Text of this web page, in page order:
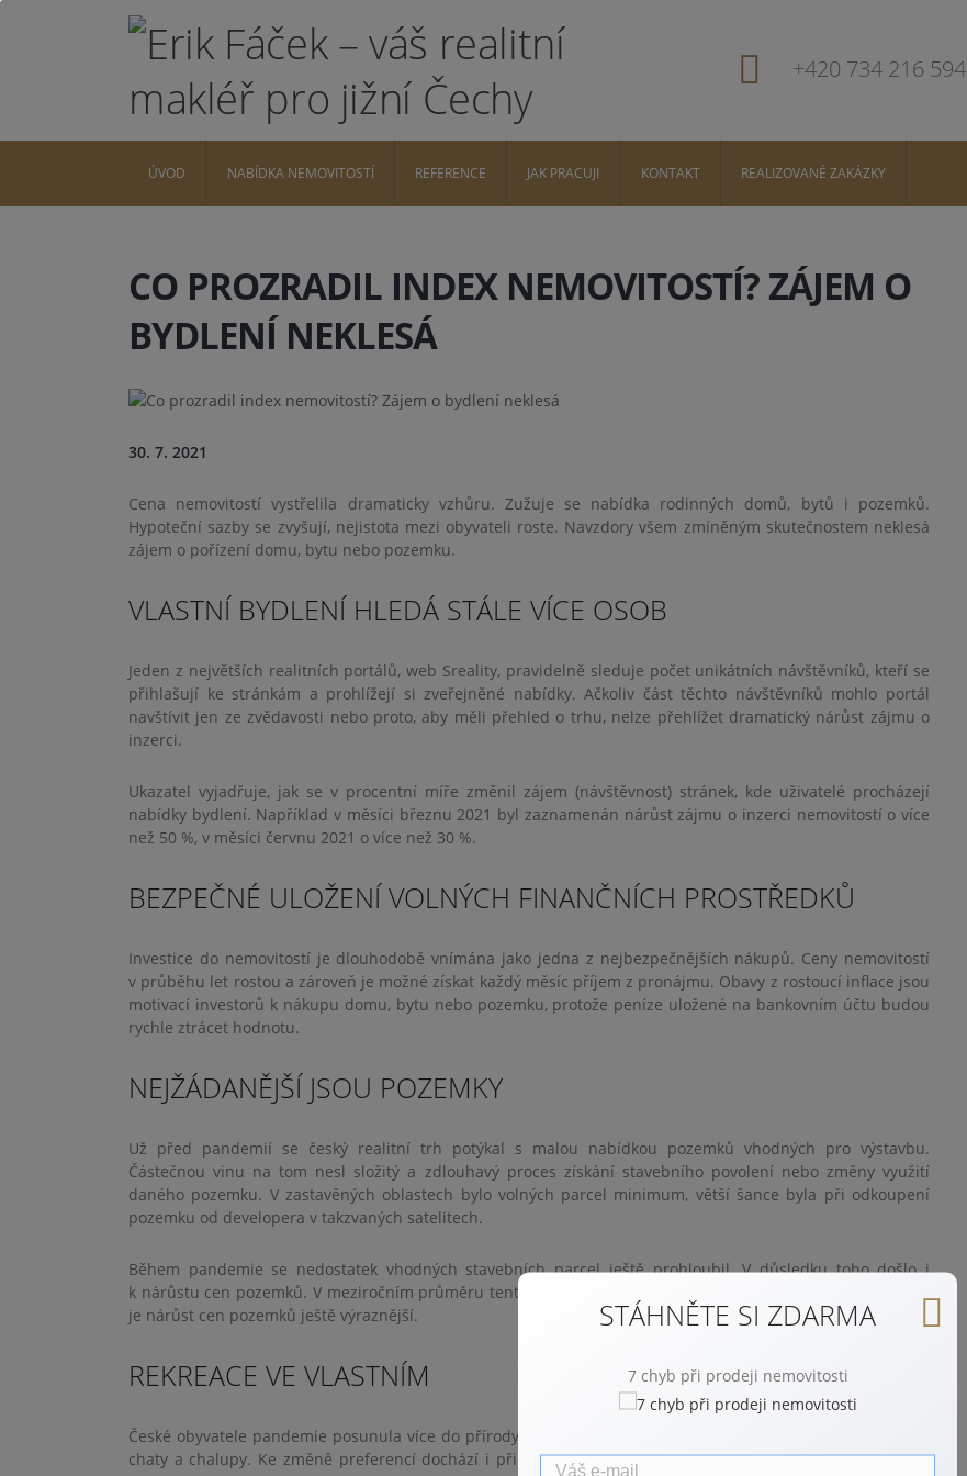
+420 734 216 594
ÚVOD NABÍDKA NEMOVITOSTÍ REFERENCE JAK PRACUJI KONTAKT REALIZOVANÉ ZAKÁZKY
CO PROZRADIL INDEX NEMOVITOSTÍ? ZÁJEM O
BYDLENÍ NEKLESÁ
30. 7. 2021
Cena nemovitostí vystřelila dramaticky vzhůru. Zužuje se nabídka rodinných domů, bytů i pozemků.
Hypoteční sazby se zvyšují, nejistota mezi obyvateli roste. Navzdory všem zmíněným skutečnostem neklesá
zájem o pořízení domu, bytu nebo pozemku.
VLASTNÍ BYDLENÍ HLEDÁ STÁLE VÍCE OSOB
Jeden z největších realitních portálů, web Sreality, pravidelně sleduje počet unikátních návštěvníků, kteří se
přihlašují ke stránkám a prohlížejí si zveřejněné nabídky. Ačkoliv část těchto návštěvníků mohlo portál
navštívit jen ze zvědavosti nebo proto, aby měli přehled o trhu, nelze přehlížet dramatický nárůst zájmu o
inzerci.
Ukazatel vyjadřuje, jak se v procentní míře změnil zájem (návštěvnost) stránek, kde uživatelé procházejí
nabídky bydlení. Například v měsíci březnu 2021 byl zaznamenán nárůst zájmu o inzerci nemovitostí o více
než 50 %, v měsíci červnu 2021 o více než 30 %.
BEZPEČNÉ ULOŽENÍ VOLNÝCH FINANČNÍCH PROSTŘEDKŮ
Investice do nemovitostí je dlouhodobě vnímána jako jedna z nejbezpečnějších nákupů. Ceny nemovitostí
v průběhu let rostou a zároveň je možné získat každý měsíc příjem z pronájmu. Obavy z rostoucí inflace jsou
motivací investorů k nákupu domu, bytu nebo pozemku, protože peníze uložené na bankovním účtu budou
rychle ztrácet hodnotu.
NEJŽÁDANĚJŠÍ JSOU POZEMKY
Už před pandemií se český realitní trh potýkal s malou nabídkou pozemků vhodných pro výstavbu.
Částečnou vinu na tom nesl složitý a zdlouhavý proces získání stavebního povolení nebo změny využití
daného pozemku. V zastavěných oblastech bylo volných parcel minimum, větší šance byla při odkoupení
pozemku od developera v takzvaných satelitech.
Během pandemie se nedostatek vhodných stavebních parcel ještě prohloubil. V důsledku toho došlo i
k nárůstu cen pozemků. V meziročním průměru tento nárůst představuje 13 %, ovšem v některých městech
je nárůst cen pozemků ještě výraznější.
REKREACE VE VLASTNÍM
České obyvatele pandemie posunula více do přírody. Častěji cestují v tuzemsku a také vyhledávají ke koupi
chaty a chalupy. Ke změně preferencí dochází i při výběru rodinných domů. S rozšířením možnosti práce
STÁHNĚTE SI ZDARMA
7 chyb při prodeji nemovitosti